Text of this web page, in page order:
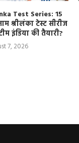
Test Series: 15
श्रीलंका टेस्ट सीरीज
इंडिया की तैयारी?
7, 2026